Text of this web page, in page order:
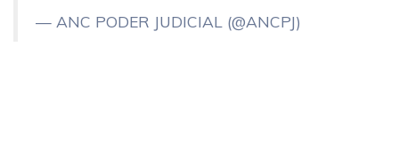
— ANC PODER JUDICIAL (@ANCPJ)